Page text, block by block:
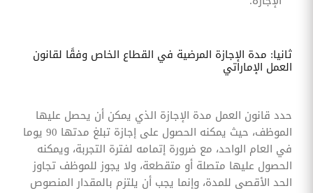
ثانيا: مدة الإجازة المرضية في القطاع الخاص وفقًا لقانون
العمل الإماراتي
حدد قانون العمل مدة الإجازة الذي يمكن أن يحصل عليها
الموظف، حيث يمكنه الحصول على إجازة تبلغ مدتها 90 يوما
في العام الواحد، مع ضرورة إتمامه لفترة التجربة، ويمكنه
الحصول عليها متصلة أو متقطعة، ولا يجوز للموظف تجاوز
الحد الأقصى للمدة، وإنما يجب أن يلتزم بالمقدار المنصوص